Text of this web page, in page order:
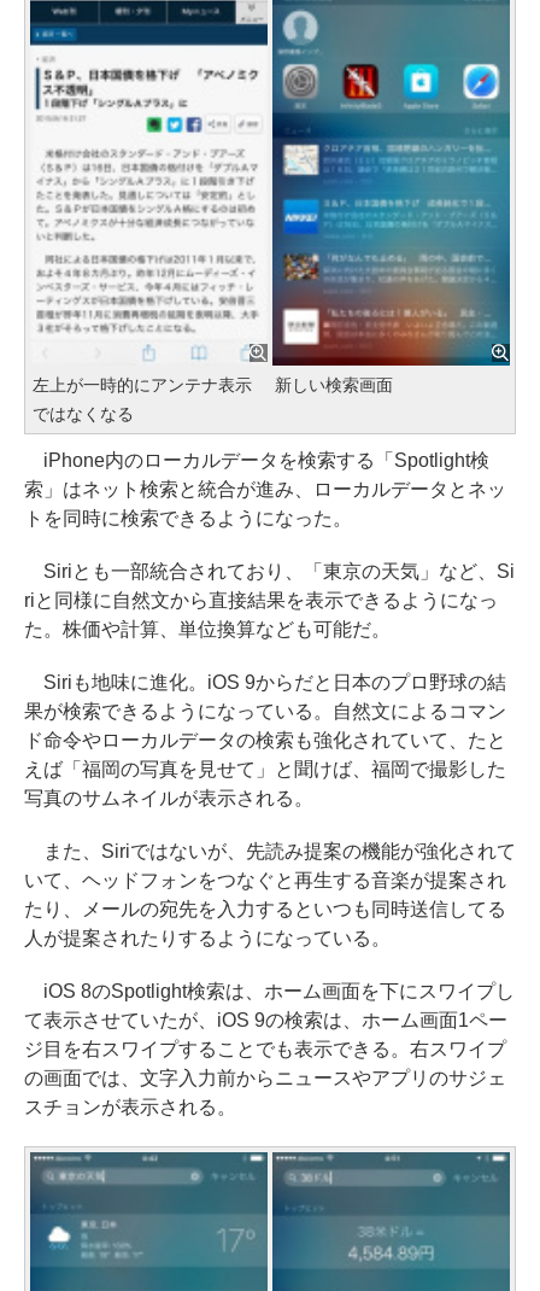
左上が一時的にアンテナ表示
ではなくなる
新しい検索画面
iPhone内のローカルデータを検索する「Spotlight検
索」はネット検索と統合が進み、ローカルデータとネッ
トを同時に検索できるようになった。
Siriとも一部統合されており、「東京の天気」など、Si
riと同様に自然文から直接結果を表示できるようになっ
た。株価や計算、単位換算なども可能だ。
Siriも地味に進化。iOS 9からだと日本のプロ野球の結
果が検索できるようになっている。自然文によるコマン
ド命令やローカルデータの検索も強化されていて、たと
えば「福岡の写真を見せて」と聞けば、福岡で撮影した
写真のサムネイルが表示される。
また、Siriではないが、先読み提案の機能が強化されて
いて、ヘッドフォンをつなぐと再生する音楽が提案され
たり、メールの宛先を入力するといつも同時送信してる
人が提案されたりするようになっている。
iOS 8のSpotlight検索は、ホーム画面を下にスワイプし
て表示させていたが、iOS 9の検索は、ホーム画面1ペー
ジ目を右スワイプすることでも表示できる。右スワイプ
の画面では、文字入力前からニュースやアプリのサジェ
スチョンが表示される。